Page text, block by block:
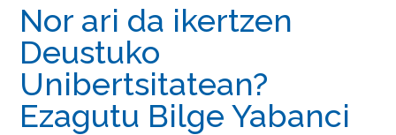
Nor ari da ikertzen
Deustuko
Unibertsitatean?
Ezagutu Bilge Yabanci